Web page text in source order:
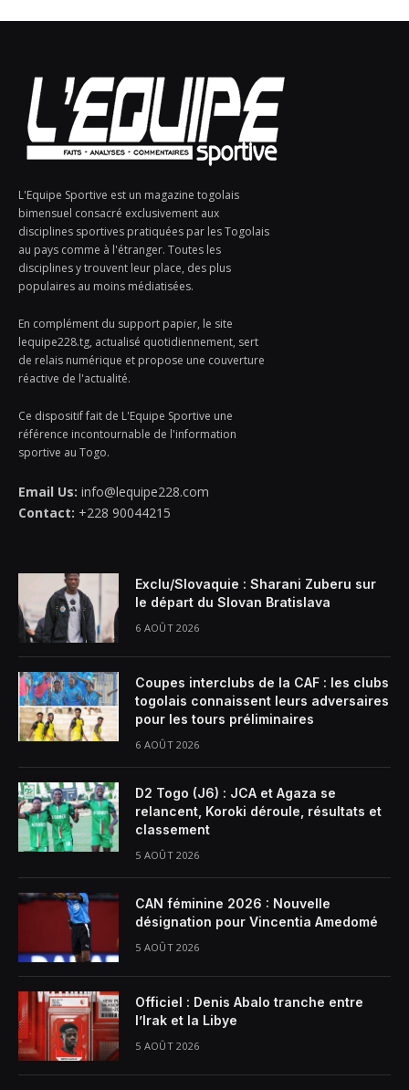
L'Equipe Sportive est un magazine togolais
bimensuel consacré exclusivement aux
disciplines sportives pratiquées par les Togolais
au pays comme à l'étranger. Toutes les
disciplines y trouvent leur place, des plus
populaires au moins médiatisées.
En complément du support papier, le site
lequipe228.tg, actualisé quotidiennement, sert
de relais numérique et propose une couverture
réactive de l'actualité.
Ce dispositif fait de L'Equipe Sportive une
référence incontournable de l'information
sportive au Togo.
Email Us: info@lequipe228.com
Contact: +228 90044215
Exclu/Slovaquie : Sharani Zuberu sur
le départ du Slovan Bratislava
6 AOÛT 2026
Coupes interclubs de la CAF : les clubs
togolais connaissent leurs adversaires
pour les tours préliminaires
6 AOÛT 2026
D2 Togo (J6) : JCA et Agaza se
relancent, Koroki déroule, résultats et
classement
5 AOÛT 2026
CAN féminine 2026 : Nouvelle
désignation pour Vincentia Amedomé
5 AOÛT 2026
Officiel : Denis Abalo tranche entre
l’Irak et la Libye
5 AOÛT 2026